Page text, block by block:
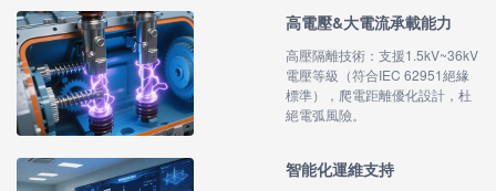
高電壓&大電流承載能力
高壓隔離技術：支援1.5kV~36kV
電壓等級（符合IEC 62951絕緣
標準），爬電距離優化設計，杜
絕電弧風險。
智能化運維支持